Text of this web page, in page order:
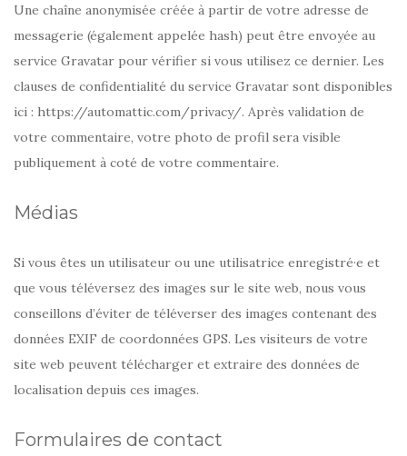
Une chaîne anonymisée créée à partir de votre adresse de
messagerie (également appelée hash) peut être envoyée au
service Gravatar pour vérifier si vous utilisez ce dernier. Les
clauses de confidentialité du service Gravatar sont disponibles
ici : https://automattic.com/privacy/. Après validation de
votre commentaire, votre photo de profil sera visible
publiquement à coté de votre commentaire.
Médias
Si vous êtes un utilisateur ou une utilisatrice enregistré·e et
que vous téléversez des images sur le site web, nous vous
conseillons d’éviter de téléverser des images contenant des
données EXIF de coordonnées GPS. Les visiteurs de votre
site web peuvent télécharger et extraire des données de
localisation depuis ces images.
Formulaires de contact